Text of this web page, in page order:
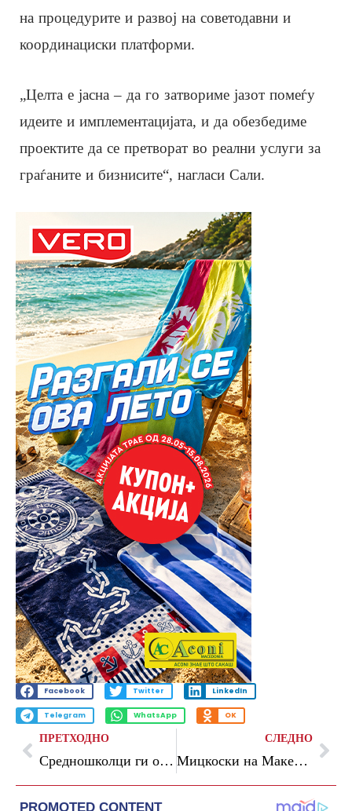
на процедурите и развој на советодавни и
координациски платформи.
„Целта е јасна – да го затвориме јазот помеѓу
идеите и имплементацијата, и да обезбедиме
проектите да се претворат во реални услуги за
граѓаните и бизнисите“, нагласи Сали.
Facebook Twitter LinkedIn
Telegram WhatsApp OK
ПРЕТХОДНО
Средношколци ги отворија клучните прашања пред пратениците
СЛЕДНО
Мицкоски на Македонија 2025: Успешно ги менаџираме работите во државата, шест квартали по ред имаме 3,5 проценти реален раст на БДП